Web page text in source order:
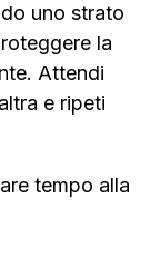
uno strato
la
Attendi
e ripeti
tempo alla